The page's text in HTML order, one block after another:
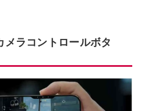
ラコントロールボタ